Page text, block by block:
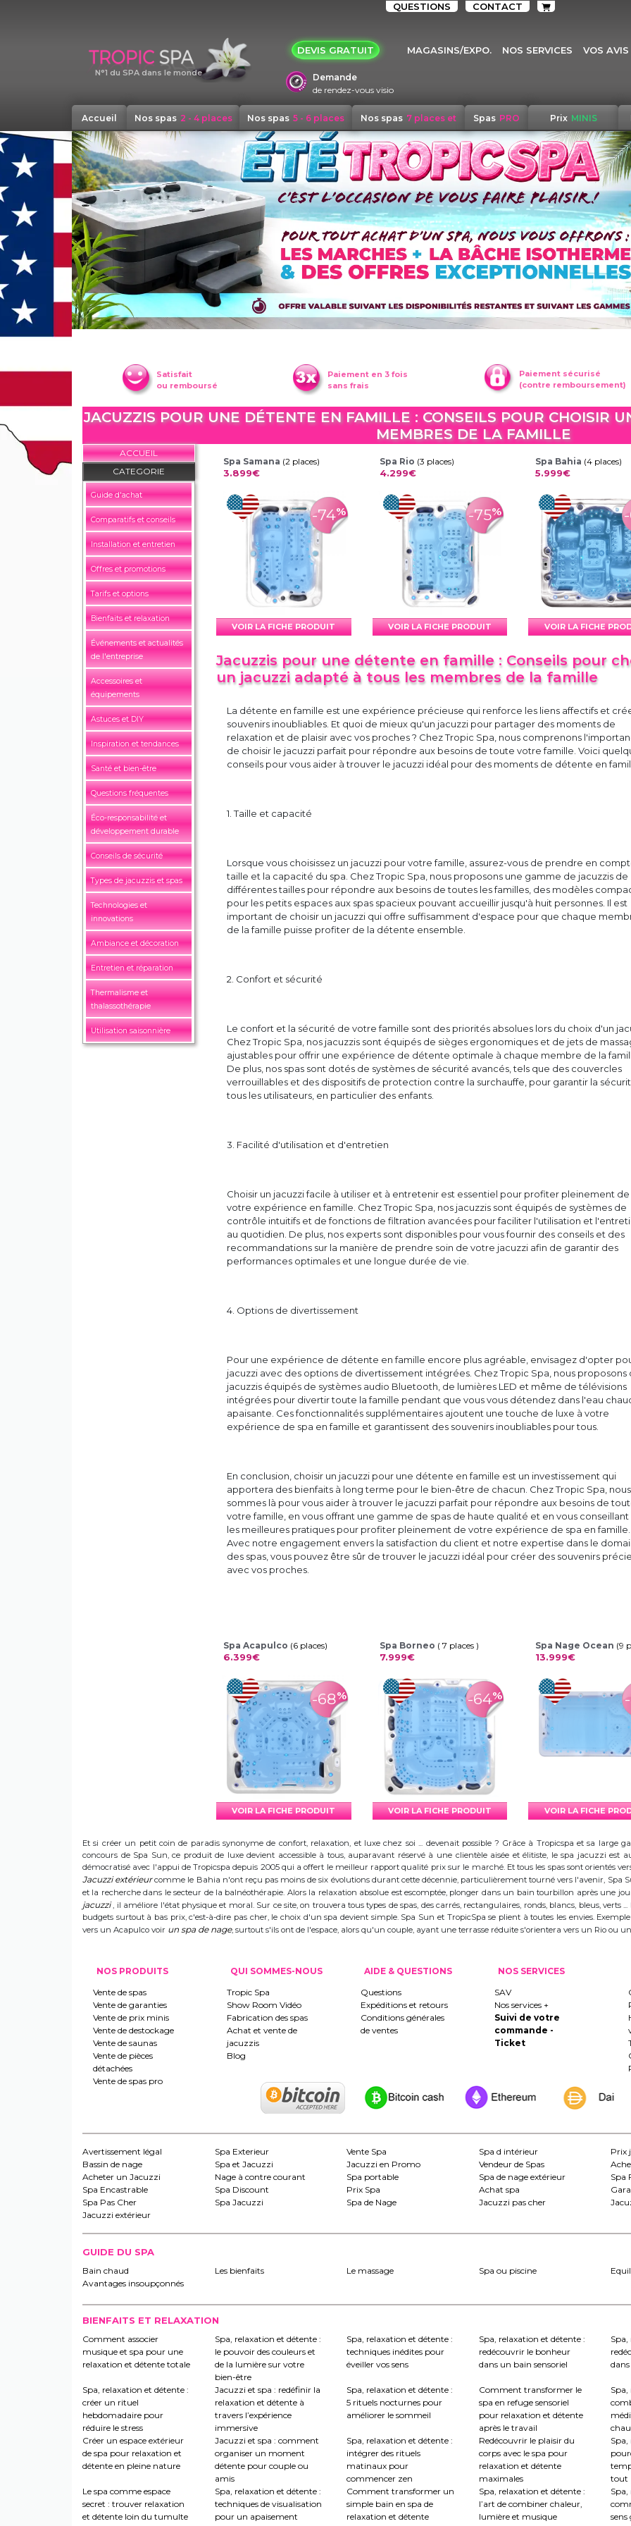
QUESTIONS CONTACT
N°1 du SPA dans le monde
DEVIS GRATUIT MAGASINS/EXPO. NOS SERVICES VOS AVIS
Demande
de rendez-vous visio
Accueil Nos spas 2 - 4 places Nos spas 5 - 6 places Nos spas 7 places et
+
Spas PRO Prix MINIS
Satisfait
ou remboursé
Paiement en 3 fois
sans frais
Paiement sécurisé
(contre remboursement)
JACUZZIS POUR UNE DÉTENTE EN FAMILLE : CONSEILS POUR CHOISIR
MEMBRES DE LA FAMILLE
ACCUEIL
CATEGORIE
Guide d'achat
Comparatifs et conseils
Installation et entretien
Offres et promotions
Tarifs et options
Bienfaits et relaxation
Événements et actualités
de l'entreprise
Accessoires et
équipements
Astuces et DIY
Inspiration et tendances
Santé et bien-être
Questions fréquentes
Éco-responsabilité et
développement durable
Conseils de sécurité
Types de jacuzzis et spas
Technologies et
innovations
Ambiance et décoration
Entretien et réparation
Thermalisme et
thalassothérapie
Utilisation saisonnière
Spa Samana (2 places)
3.899€
-74%
VOIR LA FICHE PRODUIT
Spa Rio (3 places)
4.299€
-75%
VOIR LA FICHE PRODUIT
Spa Bahia (4 places)
5.999€
VOIR LA FICHE
Jacuzzis pour une détente en famille : Conseils pour
un jacuzzi adapté à tous les membres de la famille
La détente en famille est une expérience précieuse qui renforce les liens affectifs et
souvenirs inoubliables. Et quoi de mieux qu'un jacuzzi pour partager des moments de
relaxation et de plaisir avec vos proches ? Chez Tropic Spa, nous comprenons
de choisir le jacuzzi parfait pour répondre aux besoins de toute votre famille. Voici
conseils pour vous aider à trouver le jacuzzi idéal pour des moments de détente en
1. Taille et capacité
Lorsque vous choisissez un jacuzzi pour votre famille, assurez-vous de prendre en
taille et la capacité du spa. Chez Tropic Spa, nous proposons une gamme de jacuzzis de
différentes tailles pour répondre aux besoins de toutes les familles, des modèles
pour les petits espaces aux spas spacieux pouvant accueillir jusqu'à huit personnes. Il est
important de choisir un jacuzzi qui offre suffisamment d'espace pour que chaque
de la famille puisse profiter de la détente ensemble.
2. Confort et sécurité
Le confort et la sécurité de votre famille sont des priorités absolues lors du choix d'un
Chez Tropic Spa, nos jacuzzis sont équipés de sièges ergonomiques et de jets de
ajustables pour offrir une expérience de détente optimale à chaque membre de la
De plus, nos spas sont dotés de systèmes de sécurité avancés, tels que des couvercles
verrouillables et des dispositifs de protection contre la surchauffe, pour garantir la
tous les utilisateurs, en particulier des enfants.
3. Facilité d'utilisation et d'entretien
Choisir un jacuzzi facile à utiliser et à entretenir est essentiel pour profiter pleinement de
votre expérience en famille. Chez Tropic Spa, nos jacuzzis sont équipés de systèmes de
contrôle intuitifs et de fonctions de filtration avancées pour faciliter l'utilisation et
au quotidien. De plus, nos experts sont disponibles pour vous fournir des conseils et des
recommandations sur la manière de prendre soin de votre jacuzzi afin de garantir des
performances optimales et une longue durée de vie.
4. Options de divertissement
Pour une expérience de détente en famille encore plus agréable, envisagez d'opter
jacuzzi avec des options de divertissement intégrées. Chez Tropic Spa, nous proposons
jacuzzis équipés de systèmes audio Bluetooth, de lumières LED et même de télévisions
intégrées pour divertir toute la famille pendant que vous vous détendez dans l'eau
apaisante. Ces fonctionnalités supplémentaires ajoutent une touche de luxe à votre
expérience de spa en famille et garantissent des souvenirs inoubliables pour tous.
En conclusion, choisir un jacuzzi pour une détente en famille est un investissement qui
apportera des bienfaits à long terme pour le bien-être de chacun. Chez Tropic Spa, nous
sommes là pour vous aider à trouver le jacuzzi parfait pour répondre aux besoins de
votre famille, en vous offrant une gamme de spas de haute qualité et en vous conseillant
les meilleures pratiques pour profiter pleinement de votre expérience de spa en famille.
Avec notre engagement envers la satisfaction du client et notre expertise dans le
des spas, vous pouvez être sûr de trouver le jacuzzi idéal pour créer des souvenirs
avec vos proches.
Spa Acapulco (6 places)
6.399€
-68%
VOIR LA FICHE PRODUIT
Spa Borneo ( 7 places )
7.999€
-64%
VOIR LA FICHE PRODUIT
Spa Nage Ocean (9
13.999€
VOIR LA FICHE
Et si créer un petit coin de paradis synonyme de confort, relaxation, et luxe chez soi ... devenait possible ? Grâce à Tropicspa et sa large
concours de Spa Sun, ce produit de luxe devient accessible à tous, auparavant réservé à une clientèle aisée et élitiste, le spa jacuzzi
démocratisé avec l'appui de Tropicspa depuis 2005 qui a offert le meilleur rapport qualité prix sur le marché. Et tous les spas sont orientés
Jacuzzi extérieurcomme le Bahia n'ont reçu pas moins de six évolutions durant cette décennie, particulièrement tourné vers l'avenir, Spa
et la recherche dans le secteur de la balnéothérapie. Alors la relaxation absolue est escomptée, plonger dans un bain tourbillon après une
jacuzzi, il améliore l'état physique et moral. Sur ce site, on trouvera tous types de spas, des carrés, rectangulaires, ronds, blancs, bleus, verts
budgets surtout à bas prix, c'est-à-dire pas cher, le choix d'un spa devient simple. Spa Sun et TropicSpa se plient à toutes les envies.
vers un Acapulco voir un spa de nage, surtout s'ils ont de l'espace, alors qu'un couple, ayant une terrasse réduite s'orientera vers un Rio ou
NOS PRODUITS
Vente de spas
Vente de garanties
Vente de prix minis
Vente de destockage
Vente de saunas
Vente de pièces
détachées
Vente de spas pro
QUI SOMMES-NOUS
Tropic Spa
Show Room Vidéo
Fabrication des spas
Achat et vente de
jacuzzis
Blog
AIDE & QUESTIONS
Questions
Expéditions et retours
Conditions générales
de ventes
NOS SERVICES
SAV
Nos services +
Suivi de votre
commande -
Ticket
Avertissement légal Spa Exterieur Vente Spa Spa d intérieur
Prix
Bassin de nage
Spa et Jacuzzi Jacuzzi en Promo Vendeur de Spas
Acheter un Jacuzzi
Nage à contre courant Spa portable Spa de nage extérieur
Spa
Spa Encastrable
Spa Discount Prix Spa Achat spa
Spa Pas Cher
Spa Jacuzzi Spa de Nage Jacuzzi pas cher
Jacuzzi extérieur
GUIDE DU SPA
Bain chaud Les bienfaits Le massage Spa ou piscine
Avantages insoupçonnés
BIENFAITS ET RELAXATION
Comment associer
musique et spa pour une
relaxation et détente totale
Spa, relaxation et détente :
le pouvoir des couleurs et
de la lumière sur votre
bien-être
Spa, relaxation et détente :
techniques inédites pour
éveiller vos sens
Spa, relaxation et détente :
redécouvrir le bonheur
dans un bain sensoriel
Spa, relaxation et détente :
créer un rituel
hebdomadaire pour
réduire le stress
Jacuzzi et spa : redéfinir la
relaxation et détente à
travers l’expérience
immersive
Spa, relaxation et détente :
5 rituels nocturnes pour
améliorer le sommeil
Comment transformer le
spa en refuge sensoriel
pour relaxation et détente
après le travail
Créer un espace extérieur
de spa pour relaxation et
détente en pleine nature
Jacuzzi et spa : comment
organiser un moment
détente pour couple ou
amis
Spa, relaxation et détente :
intégrer des rituels
matinaux pour
commencer zen
Redécouvrir le plaisir du
corps avec le spa pour
relaxation et détente
maximales
tout
Le spa comme espace
secret : trouver relaxation
et détente loin du tumulte
Spa, relaxation et détente :
techniques de visualisation
pour un apaisement
Comment transformer un
simple bain en spa de
relaxation et détente
Spa, relaxation et détente :
l’art de combiner chaleur,
lumière et musique
sens